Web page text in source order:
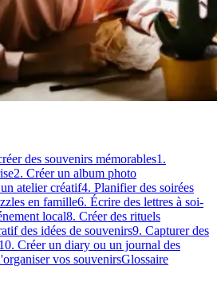
des souvenirs mémorables1.
2. Créer un album photo
atelier créatif4. Planifier des soirées
en famille6. Écrire des lettres à soi-
local8. Créer des rituels
des idées de souvenirs9. Capturer des
10. Créer un diary ou un journal des
vos souvenirsGlossaire